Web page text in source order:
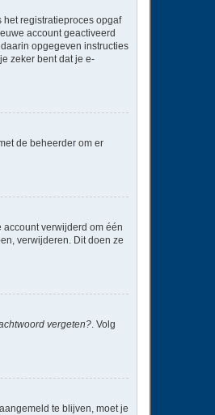
het registratieproces opgaf
account geactiveerd
opgegeven instructies
zeker bent dat je e-
de beheerder om er
verwijderd om één
verwijderen. Dit doen ze
vergeten?. Volg
te blijven, moet je